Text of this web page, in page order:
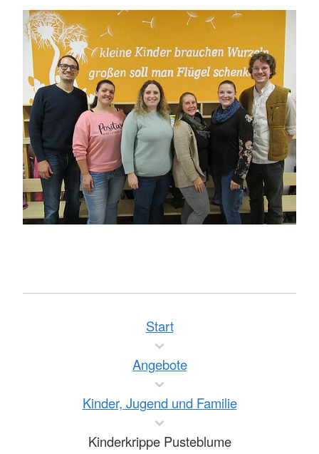
Start
Angebote
Kinder, Jugend und Familie
Kinderkrippe Pusteblume